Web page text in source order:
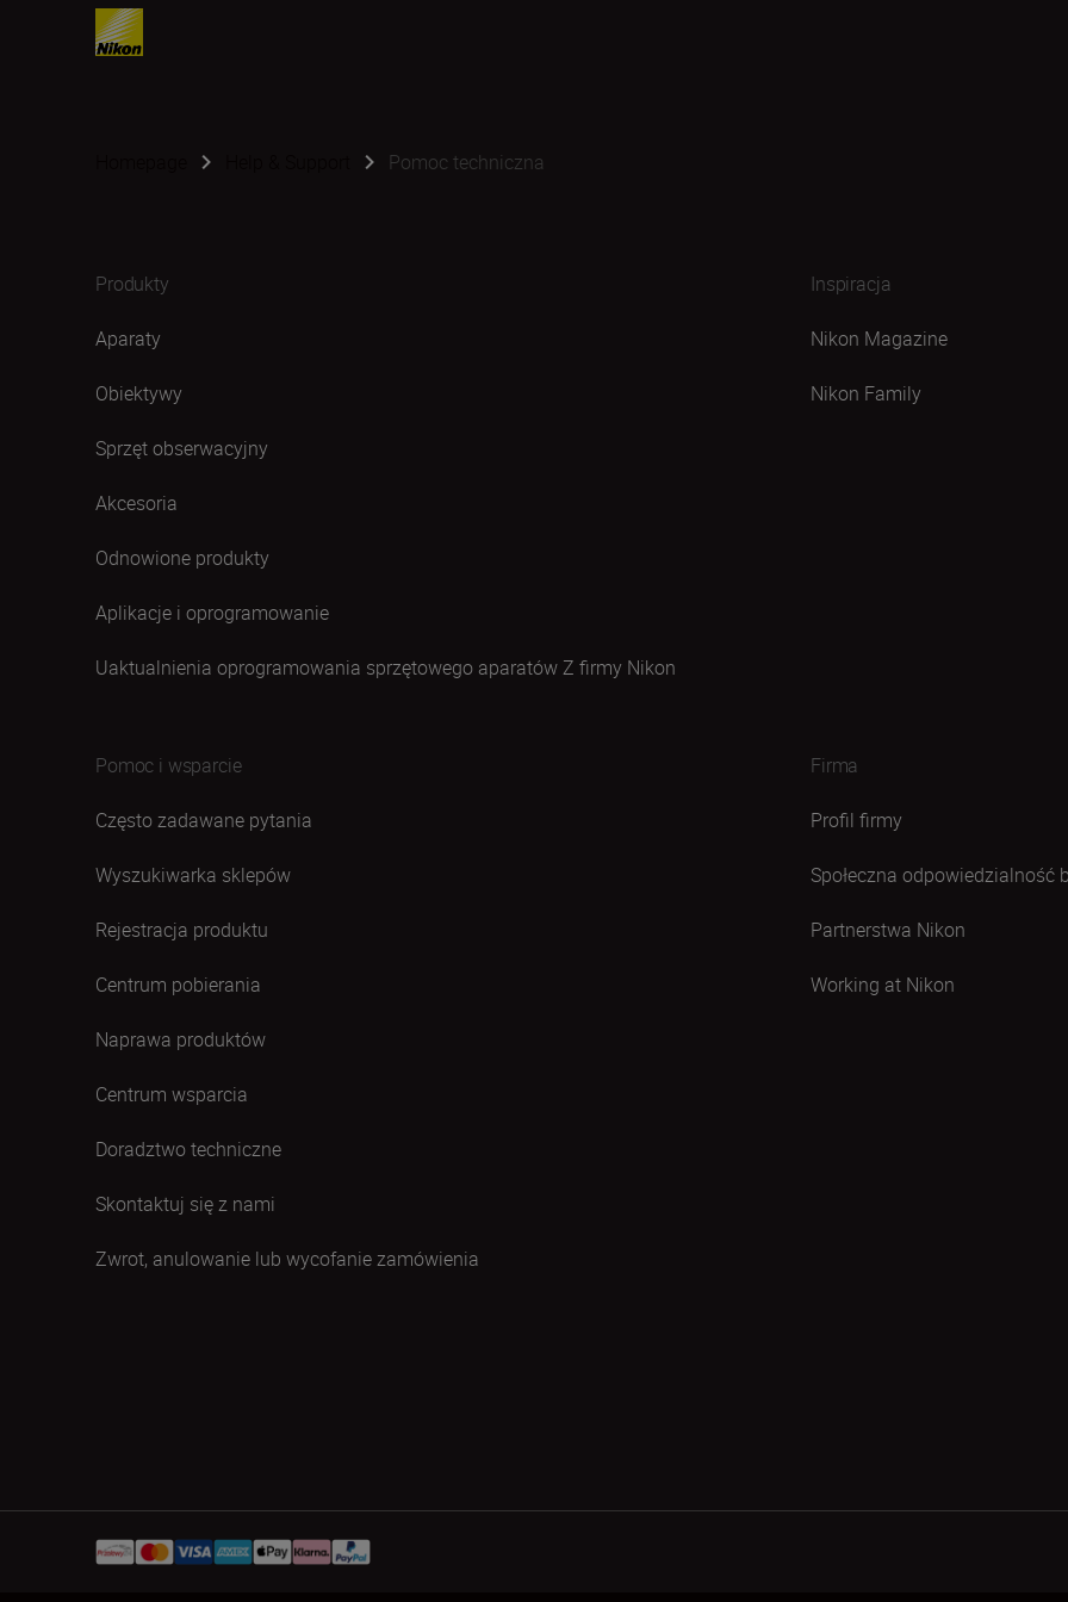
Pomoc techniczna
Produkty
Aparaty
Obiektywy
Sprzęt obserwacyjny
Akcesoria
Odnowione produkty
Aplikacje i oprogramowanie
Uaktualnienia oprogramowania sprzętowego aparatów Z firmy Nikon
Inspiracja
Nikon Magazine
Nikon Family
Pomoc i wsparcie
Często zadawane pytania
Wyszukiwarka sklepów
Rejestracja produktu
Centrum pobierania
Naprawa produktów
Centrum wsparcia
Doradztwo techniczne
Skontaktuj się z nami
Zwrot, anulowanie lub wycofanie zamówienia
Firma
Profil firmy
Społeczna odpowiedzialność
Partnerstwa Nikon
Working at Nikon